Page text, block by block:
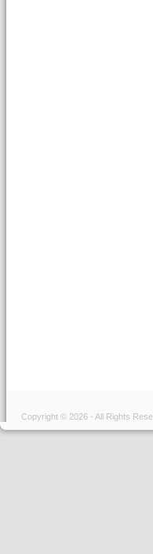
Copyright © 2026 - All Rights